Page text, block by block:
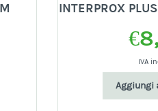
INTERPROX
€
IVA
Aggiungi